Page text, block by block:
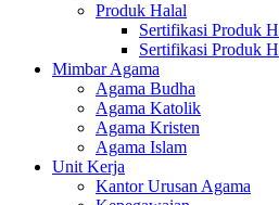
Produk Halal
Sertifikasi Produk
Sertifikasi Produk
Mimbar Agama
Agama Budha
Agama Katolik
Agama Kristen
Agama Islam
Unit Kerja
Kantor Urusan Agama